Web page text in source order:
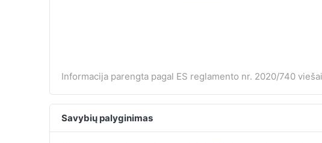
Informacija parengta pagal ES reglamento nr. 2020/740
Savybių palyginimas